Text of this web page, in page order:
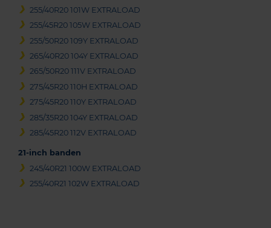
255/40R20 101W EXTRALOAD
255/45R20 105W EXTRALOAD
255/50R20 109Y EXTRALOAD
265/40R20 104Y EXTRALOAD
265/50R20 111V EXTRALOAD
275/45R20 110H EXTRALOAD
275/45R20 110Y EXTRALOAD
285/35R20 104Y EXTRALOAD
285/45R20 112V EXTRALOAD
21-inch banden
245/40R21 100W EXTRALOAD
255/40R21 102W EXTRALOAD